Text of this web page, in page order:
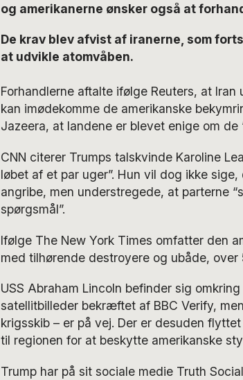
og amerikanerne ønsker også at
De krav blev afvist af iranerne, som
at udvikle atomvåben.
Forhandlerne aftalte ifølge Reuters, at
kan imødekomme de amerikanske
Jazeera, at landene er blevet enige om
CNN citerer Trumps talskvinde Karoline
løbet af et par uger”. Hun vil dog ikke
angribe, men understregede, at parterne
spørgsmål”.
Ifølge The New York Times omfatter den
med tilhørende destroyere og ubåde,
USS Abraham Lincoln befinder sig
satellitbilleder bekræftet af BBC Verify,
krigsskib – er på vej. Der er desuden
til regionen for at beskytte amerikanske
Trump har på sit sociale medie Truth